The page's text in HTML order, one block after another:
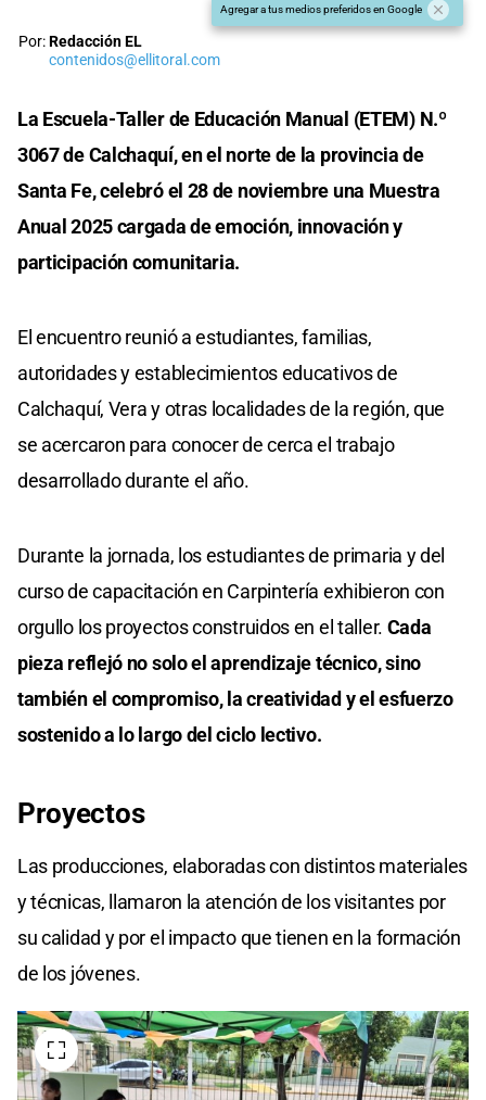
Agregar a tus medios preferidos en Google
Por:Redacción EL
contenidos@ellitoral.com
La Escuela-Taller de Educación Manual (ETEM) N.º
3067 de Calchaquí, en el norte de la provincia de
Santa Fe, celebró el 28 de noviembre una Muestra
Anual 2025 cargada de emoción, innovación y
participación comunitaria.
El encuentro reunió a estudiantes, familias,
autoridades y establecimientos educativos de
Calchaquí, Vera y otras localidades de la región, que
se acercaron para conocer de cerca el trabajo
desarrollado durante el año.
Durante la jornada, los estudiantes de primaria y del
curso de capacitación en Carpintería exhibieron con
orgullo los proyectos construidos en el taller. Cada
pieza reflejó no solo el aprendizaje técnico, sino
también el compromiso, la creatividad y el esfuerzo
sostenido a lo largo del ciclo lectivo.
Proyectos
Las producciones, elaboradas con distintos materiales
y técnicas, llamaron la atención de los visitantes por
su calidad y por el impacto que tienen en la formación
de los jóvenes.